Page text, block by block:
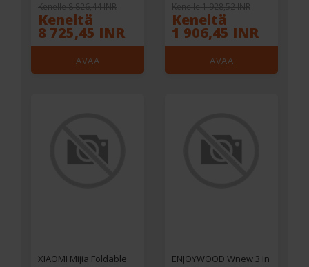
Mobile Service
Charging for Lipo LiIon
NiMH Battery
Kenelle 8 826,44 INR
Keneltä
8 725,45 INR
AVAA
System Clip Tiling
Accessibility Spacer
Plastic Clip
Kenelle 1 928,52 INR
Keneltä
1 906,45 INR
AVAA
XIAOMI Mijia Foldable
ENJOYWOOD Wnew 3 In